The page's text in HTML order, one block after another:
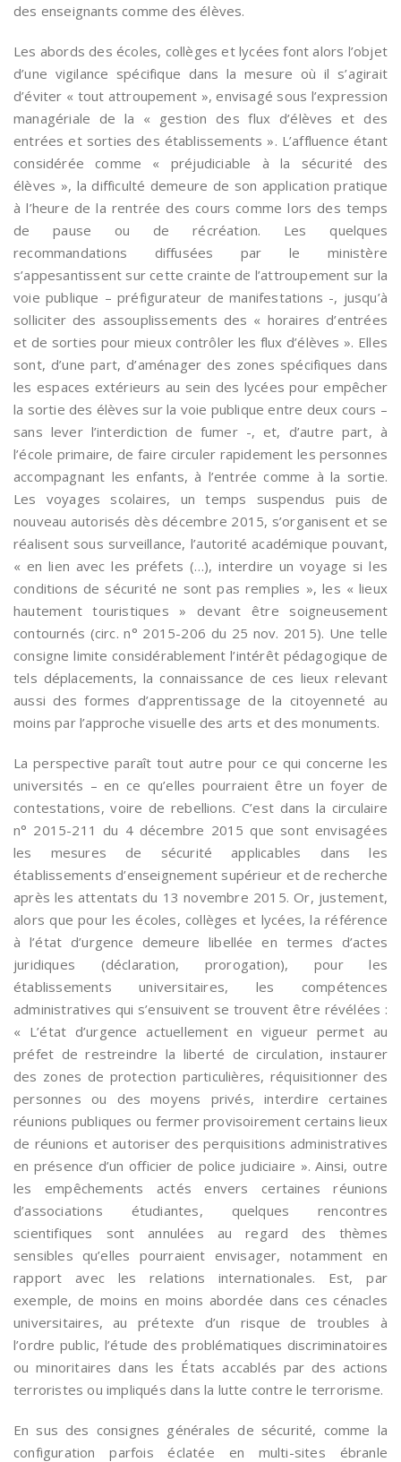
des enseignants comme des élèves.
Les abords des écoles, collèges et lycées font alors l’objet
d’une vigilance spécifique dans la mesure où il s’agirait
d’éviter « tout attroupement », envisagé sous l’expression
managériale de la « gestion des flux d’élèves et des
entrées et sorties des établissements ». L’affluence étant
considérée comme « préjudiciable à la sécurité des
élèves », la difficulté demeure de son application pratique
à l’heure de la rentrée des cours comme lors des temps
de pause ou de récréation. Les quelques
recommandations diffusées par le ministère
s’appesantissent sur cette crainte de l’attroupement sur la
voie publique – préfigurateur de manifestations -, jusqu’à
solliciter des assouplissements des « horaires d’entrées
et de sorties pour mieux contrôler les flux d’élèves ». Elles
sont, d’une part, d’aménager des zones spécifiques dans
les espaces extérieurs au sein des lycées pour empêcher
la sortie des élèves sur la voie publique entre deux cours –
sans lever l’interdiction de fumer -, et, d’autre part, à
l’école primaire, de faire circuler rapidement les personnes
accompagnant les enfants, à l’entrée comme à la sortie.
Les voyages scolaires, un temps suspendus puis de
nouveau autorisés dès décembre 2015, s’organisent et se
réalisent sous surveillance, l’autorité académique pouvant,
« en lien avec les préfets (…), interdire un voyage si les
conditions de sécurité ne sont pas remplies », les « lieux
hautement touristiques » devant être soigneusement
contournés (circ. n° 2015-206 du 25 nov. 2015). Une telle
consigne limite considérablement l’intérêt pédagogique de
tels déplacements, la connaissance de ces lieux relevant
aussi des formes d’apprentissage de la citoyenneté au
moins par l’approche visuelle des arts et des monuments.
La perspective paraît tout autre pour ce qui concerne les
universités – en ce qu’elles pourraient être un foyer de
contestations, voire de rebellions. C’est dans la circulaire
n° 2015-211 du 4 décembre 2015 que sont envisagées
les mesures de sécurité applicables dans les
établissements d’enseignement supérieur et de recherche
après les attentats du 13 novembre 2015. Or, justement,
alors que pour les écoles, collèges et lycées, la référence
à l’état d’urgence demeure libellée en termes d’actes
juridiques (déclaration, prorogation), pour les
établissements universitaires, les compétences
administratives qui s’ensuivent se trouvent être révélées :
« L’état d’urgence actuellement en vigueur permet au
préfet de restreindre la liberté de circulation, instaurer
des zones de protection particulières, réquisitionner des
personnes ou des moyens privés, interdire certaines
réunions publiques ou fermer provisoirement certains lieux
de réunions et autoriser des perquisitions administratives
en présence d’un officier de police judiciaire ». Ainsi, outre
les empêchements actés envers certaines réunions
d’associations étudiantes, quelques rencontres
scientifiques sont annulées au regard des thèmes
sensibles qu’elles pourraient envisager, notamment en
rapport avec les relations internationales. Est, par
exemple, de moins en moins abordée dans ces cénacles
universitaires, au prétexte d’un risque de troubles à
l’ordre public, l’étude des problématiques discriminatoires
ou minoritaires dans les États accablés par des actions
terroristes ou impliqués dans la lutte contre le terrorisme.
En sus des consignes générales de sécurité, comme la
configuration parfois éclatée en multi-sites ébranle